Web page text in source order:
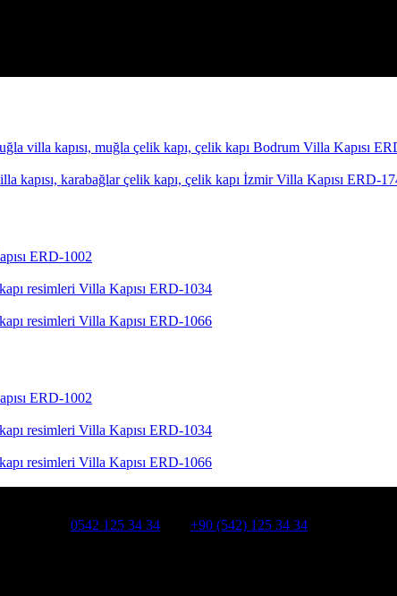
Bodrum Villa Kapısı
İzmir Villa Kapısı ERD-
ERD-1002
Villa Kapısı ERD-1034
Villa Kapısı ERD-1066
ERD-1002
Villa Kapısı ERD-1034
Villa Kapısı ERD-1066
0542 125 34 34
+90 (542) 125 34 34